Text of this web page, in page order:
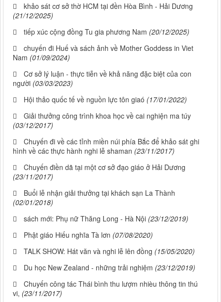
khảo sát cơ sở thờ HCM tại đền Hòa Bình - Hải Dương
(21/12/2025)
tiếp xúc cộng đồng Tu gia phương Nam (20/12/2025)
chuyến đi Huế và sách ảnh về Mother Goddess in Viet
Nam (01/09/2024)
Cơ sở lý luận - thực tiễn về khả năng đặc biệt của con
người (03/03/2023)
Hội thảo quốc tế về nguồn lực tôn giaó (17/01/2022)
Giải thưởng công trình khoa học về cai nghiện ma túy
(03/12/2017)
Chuyến đi về các tỉnh miền núi phía Bắc để khảo sát ghi
hình về các thực hành nghi lễ shaman (23/11/2017)
Chuyến điền dã tại một cơ sở đạo giáo ở Hải Dương
(23/11/2017)
Buổi lễ nhận giải thưởng tại khách sạn La Thành
(02/01/2018)
sách mới: Phụ nữ Thăng Long - Hà Nội (23/12/2019)
Phật giáo Hiếu nghĩa Tà lơn (07/08/2020)
TALK SHOW: Hát văn và nghi lễ lên đồng (15/05/2020)
Du học New Zealand - những trải nghiệm (23/12/2019)
Chuyến công tác Thái bình thu lượm nhièu thông tin thú
vi, (23/11/2017)